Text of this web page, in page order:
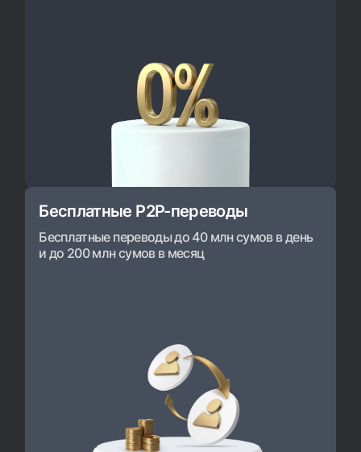
Бесплатные P2P-переводы
Бесплатные переводы до 40 млн сумов в день
и до 200 млн сумов в месяц